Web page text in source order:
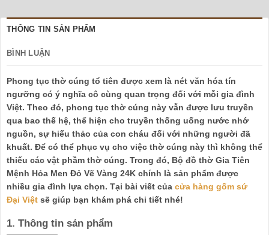
THÔNG TIN SẢN PHẨM
BÌNH LUẬN
Phong tục thờ cúng tổ tiên được xem là nét văn hóa tín
ngưỡng có ý nghĩa cô cùng quan trọng đối với mỗi gia đình
Việt. Theo đó, phong tục thờ cúng này vẫn được lưu truyền
qua bao thế hệ, thể hiện cho truyền thống uống nước nhớ
nguồn, sự hiếu thảo của con cháu đối với những người đã
khuất. Để có thể phục vụ cho việc thờ cúng này thì không thể
thiếu các vật phầm thờ cúng. Trong đó, Bộ đồ thờ Gia Tiên
Mệnh Hỏa Men Đỏ Vẽ Vàng 24K chính là sản phẩm được
nhiều gia đình lựa chọn. Tại bài viết của cửa hàng gốm sứ
Đại Việt sẽ giúp bạn khám phá chi tiết nhé!
1. Thông tin sản phẩm